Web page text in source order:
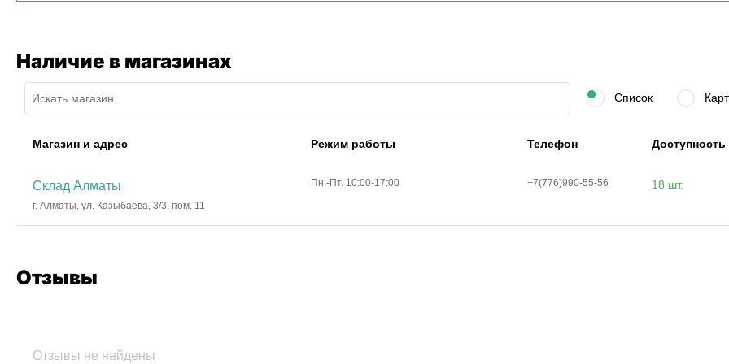
Наличие в магазинах
Список
Магазин и адрес Режим работы Телефон Доступность
Склад Алматы
г. Алматы, ул. Казыбаева, 3/3, пом. 11
Пн.-Пт. 10:00-17:00 +7(776)990-55-56 18 шт.
Отзывы
Отзывы не найдены